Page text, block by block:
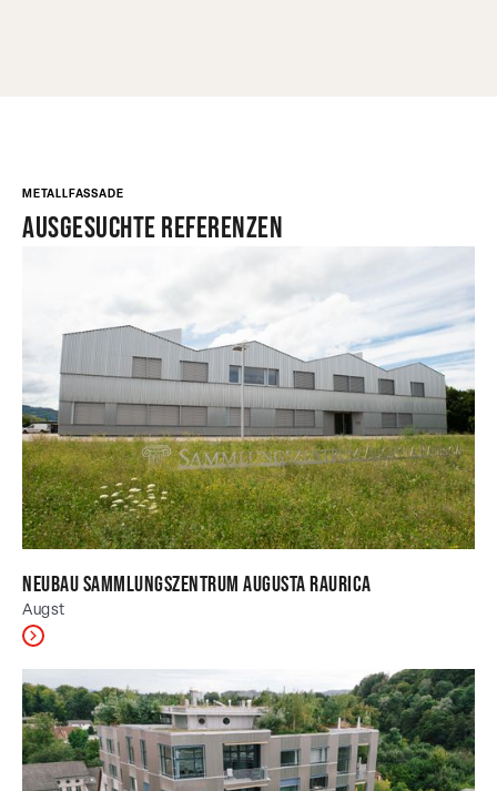
METALLFASSADE
Ausgesuchte Referenzen
Neubau Sammlungszentrum Augusta Raurica
Augst